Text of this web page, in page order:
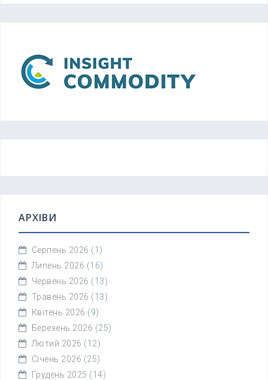
АРХІВИ
Серпень 2026 (1)
Липень 2026 (16)
Червень 2026 (13)
Травень 2026 (13)
Квітень 2026 (9)
Березень 2026 (25)
Лютий 2026 (12)
Січень 2026 (25)
Грудень 2025 (14)